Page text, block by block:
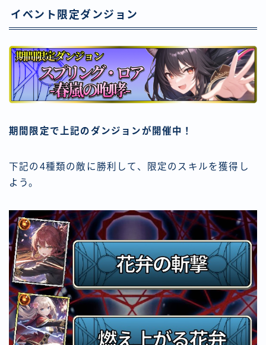
イベント限定ダンジョン
期間限定で上記のダンジョンが開催中！
下記の4種類の敵に勝利して、限定のスキルを獲得し
よう。